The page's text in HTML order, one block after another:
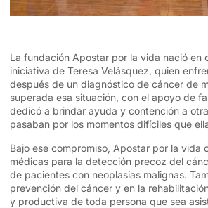
La fundación Apostar por la vida nació en
iniciativa de Teresa Velásquez, quien
después de un diagnóstico de cáncer de
superada esa situación, con el apoyo de
dedicó a brindar ayuda y contención a
pasaban por los momentos difíciles que
Bajo ese compromiso, Apostar por la vida
médicas para la detección precoz del
de pacientes con neoplasias malignas.
prevención del cáncer y en la
y productiva de toda persona que sea